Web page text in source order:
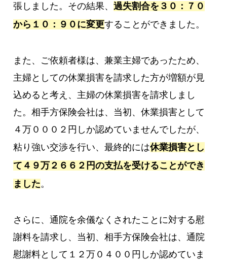
張しました。その結果、過失割合を３０：７０
から１０：９０に変更することができました。
また、ご依頼者様は、兼業主婦であったため、
主婦としての休業損害を請求した方が増額が見
込めると考え、主婦の休業損害を請求しまし
た。相手方保険会社は、当初、休業損害として
４万０００２円しか認めていませんでしたが、
粘り強い交渉を行い、最終的には休業損害とし
て４９万２６６２円の支払を受けることができ
ました。
さらに、通院を余儀なくされたことに対する慰
謝料を請求し、当初、相手方保険会社は、通院
慰謝料として１２万０４００円しか認めていま